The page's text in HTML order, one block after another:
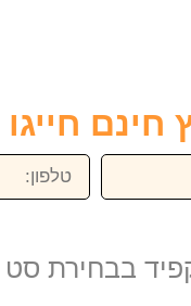
חייגו עכשיו:
טלפון:
בבחירת